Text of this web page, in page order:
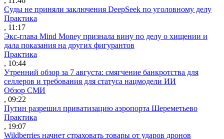
Суды не приняли заключения DeepSeek по уголовному делу
Практика
, 11:17
Экс-глава Mind Money признала вину по делу о хищении и
дала показания на других фигурантов
Практика
, 10:44
Утренний обзор за 7 августа: смягчение банкротства для
селлеров и требования для статуса нацмодели ИИ
Обзор СМИ
, 09:22
Путин разрешил приватизацию аэропорта Шереметьево
Практика
, 19:07
Wildberries начнет страховать товары от ударов дронов